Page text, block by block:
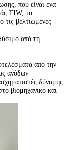
που είναι ένα
TIW, το
τις βελτιωμένες
από τη
από την
ανόδων
δύναμης
βιομηχανικό και